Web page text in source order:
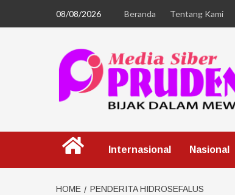
08/08/2026 Beranda Tentang Kami
Internasional Nasional
HOME PENDERITA HIDROSEFALUS